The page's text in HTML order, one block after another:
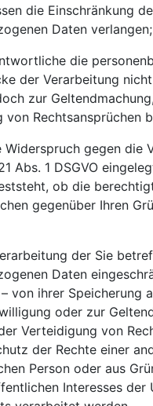
die Einschränkung
Daten verlangen;
die
der Verarbeitung
zur
von Rechtsansprüchen
Widerspruch gegen die
Abs. 1 DSGVO
ob die
gegenüber Ihren
der Sie
Daten
von ihrer Speicherung
oder zur
Verteidigung von
der Rechte einer
Person oder aus
Interesses der